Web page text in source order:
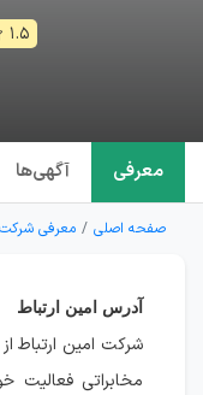
۱.۵
معرفی آگهی‌ها
صفحه اصلی معرفی
آدرس امین ارتباط
مخابراتی فعالیت